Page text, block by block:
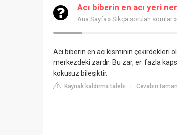
Acı biberin en acı yeri
Ana Sayfa » Sıkça sorulan sorular
Acı biberin en acı kısmının
merkezdeki zardır. Bu zar, en fazla
kokusuz bileşiktir.
Kaynak kaldırma talebi | Cevabın